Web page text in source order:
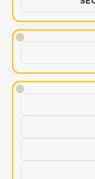
!
!